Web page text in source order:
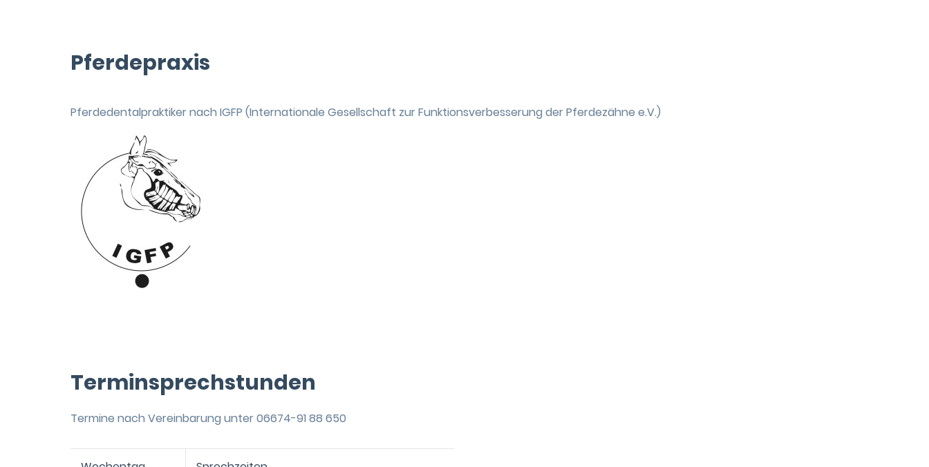
Pferdepraxis
Pferdedentalpraktiker nach IGFP (Internationale Gesellschaft zur Funktionsverbesserung der Pferdezähne e.V.)
Terminsprechstunden
Termine nach Vereinbarung unter 06674-91 88 650